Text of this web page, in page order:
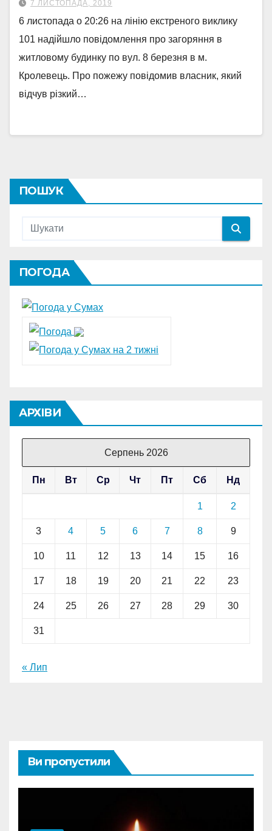
7 ЛИСТОПАДА, 2019
6 листопада о 20:26 на лінію екстреного виклику
101 надійшло повідомлення про загоряння в
житловому будинку по вул. 8 березня в м.
Кролевець. Про пожежу повідомив власник, який
відчув різкий…
ПОШУК
ПОГОДА
АРХІВИ
Серпень 2026
Пн Вт Ср Чт Пт Сб Нд
1 2
3 4 5 6 7 8 9
10 11 12 13 14 15 16
17 18 19 20 21 22 23
24 25 26 27 28 29 30
31
« Лип
Ви пропустили